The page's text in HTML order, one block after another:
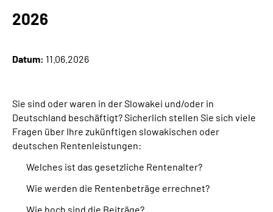
2026
Datum: 11.06.2026
Sie sind oder waren in der Slowakei und/oder in
Deutschland beschäftigt? Sicherlich stellen Sie sich viele
Fragen über Ihre zukünftigen slowakischen oder
deutschen Rentenleistungen:
Welches ist das gesetzliche Rentenalter?
Wie werden die Rentenbeträge errechnet?
Wie hoch sind die Beiträge?